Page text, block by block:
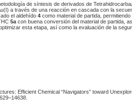
de síntesis de derivados de
a través de una reacción en cascada con la
el aldehído4 como material de partida,
5a con buena conversión del material de partida,
esta etapa, así como la evaluación de la
Efficient Chemical “Navigators” toward